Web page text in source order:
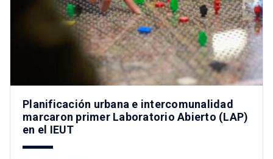
Planificación urbana e intercomunalidad
marcaron primer Laboratorio Abierto (LAP)
en el IEUT